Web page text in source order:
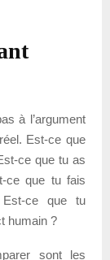
à l’argument
Est-ce que
ce que tu as
ce que tu fais
Est-ce que tu
humain ?
sont les